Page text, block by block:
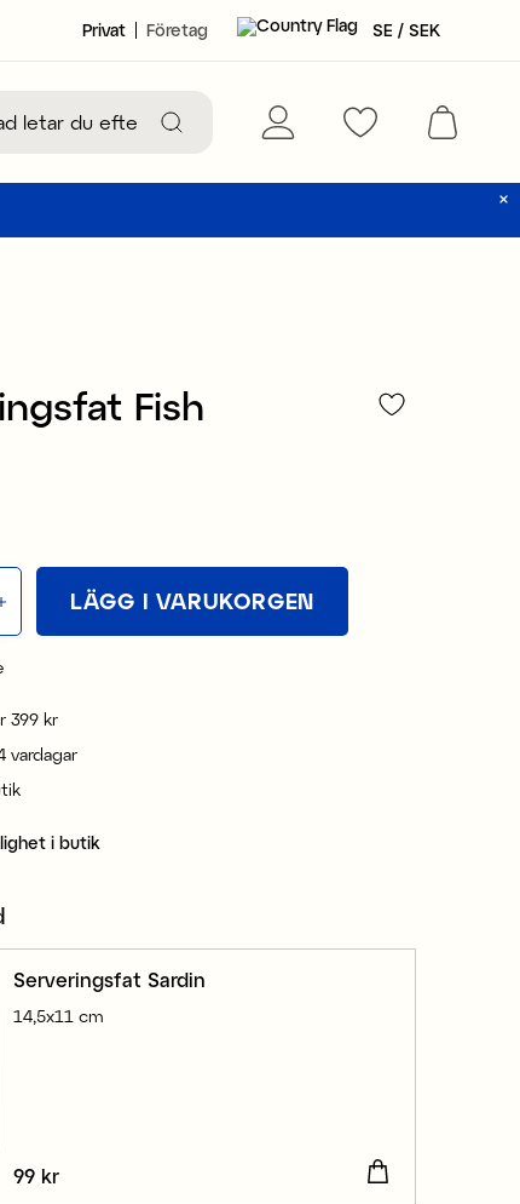
Privat Företag SE / SEK
Fish
kr
LÄGG I VARUKORGEN
399 kr
vardagar
i butik
Serveringsfat Sardin
14,5x11 cm
Pris:99 kr
99 kr